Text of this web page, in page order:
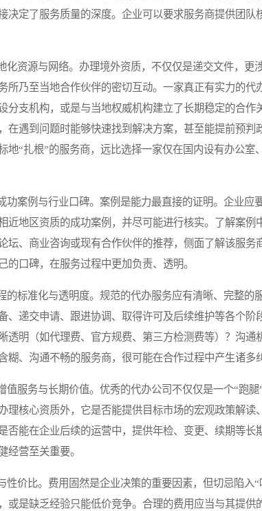
决定了服务质量的深度。企业可以要求服务商提供团队
资源与网络。办理境外资质，不仅仅是递交文件，更
所乃至当地合作伙伴的密切互动。一家真正有实力的代
分支机构，或是与当地权威机构建立了长期稳定的合作
在遇到问题时能够快速找到解决方案，甚至能提前预判
地“扎根”的服务商，远比选择一家仅在国内设有办公室
案例与行业口碑。案例是能力最直接的证明。企业应要
近地区资质的成功案例，并尽可能进行核实。了解案例
坛、商业咨询或现有合作伙伴的推荐，侧面了解该服务
的口碑，在服务过程中更加负责、透明。
标准化与透明度。规范的代办服务应有清晰、完整的
、递交申请、跟进协调、取得许可及后续维护等各个阶
透明（如代理费、官方规费、第三方检测费等）？沟通
糊、沟通不畅的服务商，很可能在合作过程中产生诸多
服务与长期价值。优秀的代办公司不仅仅是一个“跑腿
理核心资质外，它是否能提供目标市场的宏观政策解读
否能在企业后续的运营中，提供年检、变更、续期等长
经营至关重要。
价比。费用固然是企业决策的重要因素，但切忌陷入“
或是缺乏经验只能低价竞争。合理的费用应当与其提供